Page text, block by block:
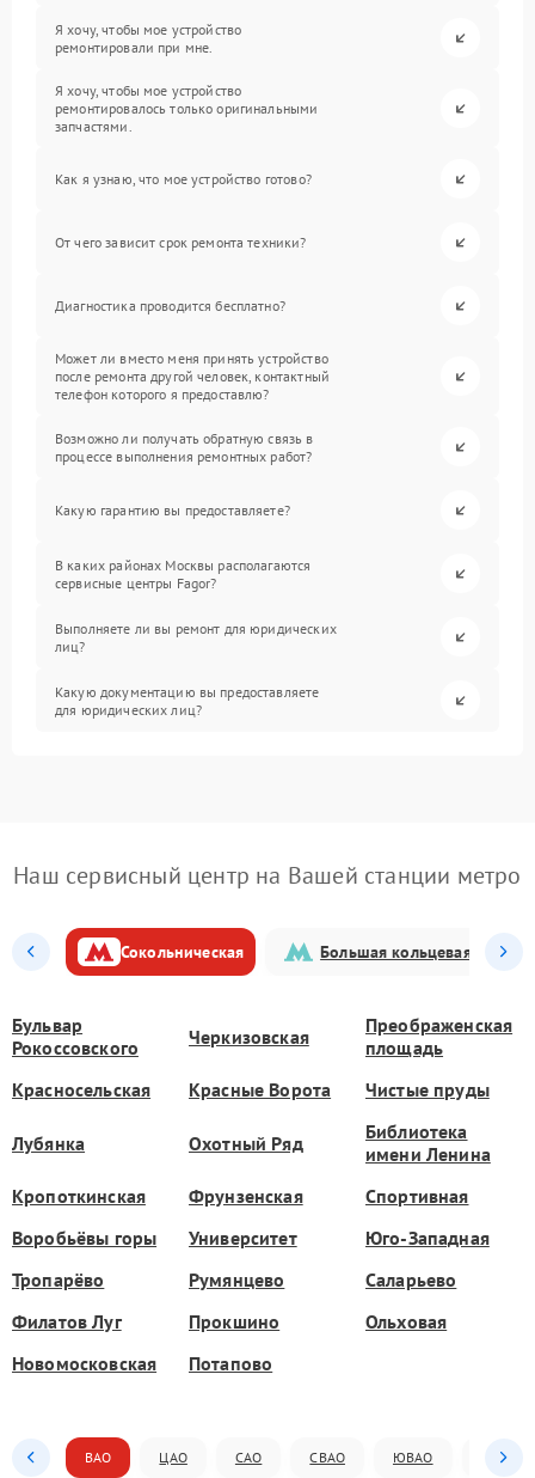
Я хочу, чтобы мое устройство
ремонтировали при мне.
Я хочу, чтобы мое устройство
ремонтировалось только оригинальными
запчастями.
Как я узнаю, что мое устройство готово?
От чего зависит срок ремонта техники?
Диагностика проводится бесплатно?
Может ли вместо меня принять устройство
после ремонта другой человек, контактный
телефон которого я предоставлю?
Возможно ли получать обратную связь в
процессе выполнения ремонтных работ?
Какую гарантию вы предоставляете?
В каких районах Москвы располагаются
сервисные центры Fagor?
Выполняете ли вы ремонт для юридических
лиц?
Какую документацию вы предоставляете
для юридических лиц?
Наш сервисный центр на Вашей станции метро
Сокольническая Большая кольцевая
Бульвар
Рокоссовского
Черкизовская
Преображенская
площадь
Красносельская
Красные Ворота Чистые пруды
Лубянка Охотный Ряд
Библиотека
имени Ленина
Кропоткинская
Фрунзенская
Спортивная
Воробьёвы горы
Университет
Юго-Западная
Тропарёво
Румянцево
Саларьево
Филатов Луг
Прокшино
Ольховая
Новомосковская
Потапово
ВАО ЦАО САО СВАО ЮВАО ЮАО